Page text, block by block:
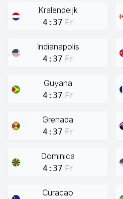
Kralendeijk
4:37 Fr
Indianapolis
4:37 Fr
Guyana
4:37 Fr
Grenada
4:37 Fr
Dominica
4:37 Fr
Curacao